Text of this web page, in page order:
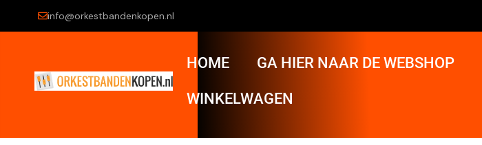
info@orkestbandenkopen.nl
HOME GA HIER NAAR DE WEBSHOP
WINKELWAGEN